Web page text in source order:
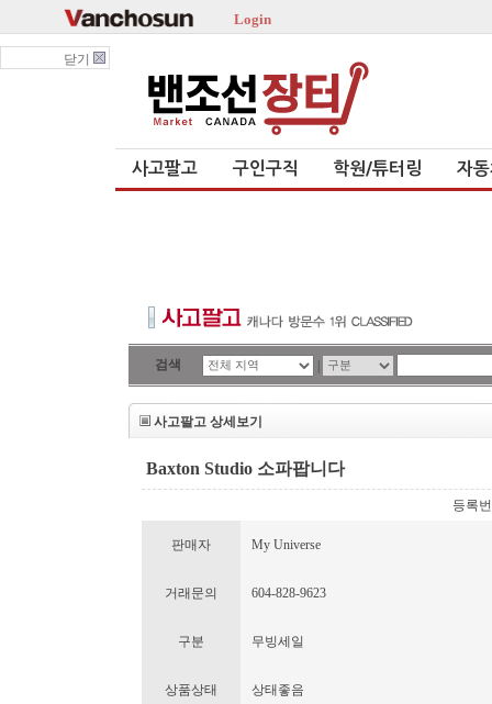
Login
닫기
사고팔고 구인구직 학원/튜터링 자
검색 |
사고팔고 상세보기
Baxton Studio 소파팝니다
등록
판매자 My Universe
거래문의 604-828-9623
구분 무빙세일
상품상태 상태좋음